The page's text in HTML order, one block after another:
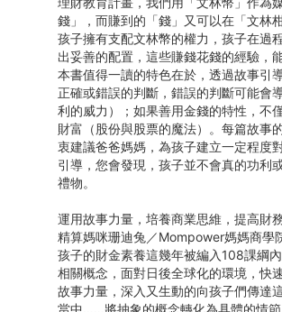
錢」，而賺到的「錢」又可以在「文林
孩子擁有支配文林幣的權力，孩子在過
出妥善的配置，這些賺錢花錢的經驗，
本書值得一讀的特色在於，透過故事引
正確或錯誤的判斷，錯誤的判斷可能會
利的威力）；如果善用金錢的特性，不
財富（股份與股票的魔法）。每篇故事
衷建議爸爸媽媽，為孩子建立一定程度
引導，您會發現，孩子並不會真的功利
禮物。
運用故事力量，培養商業思維，提高財
精算媽咪珊迪兔／Mompower媽媽商
孩子的財金素養這幾年被編入108課綱
相關概念，面對日後全球化的環境，快
故事力量，深入又生動的向孩子們傳達
當中……將抽象的概念轉化為具體的情